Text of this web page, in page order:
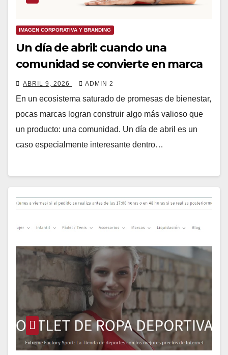
IMAGEN CORPORATIVA Y BRANDING
Un día de abril: cuando una
comunidad se convierte en marca
ABRIL 9, 2026 ADMIN 2
En un ecosistema saturado de promesas de bienestar,
pocas marcas logran construir algo más valioso que
un producto: una comunidad. Un día de abril es un
caso especialmente interesante dentro…